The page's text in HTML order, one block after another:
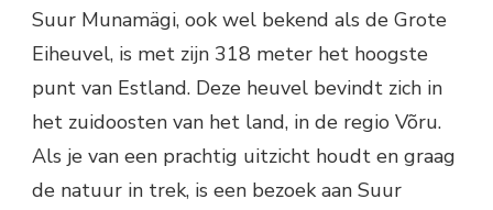
Suur Munamägi, ook wel bekend als de Grote
Eiheuvel, is met zijn 318 meter het hoogste
punt van Estland. Deze heuvel bevindt zich in
het zuidoosten van het land, in de regio Võru.
Als je van een prachtig uitzicht houdt en graag
de natuur in trek, is een bezoek aan Suur